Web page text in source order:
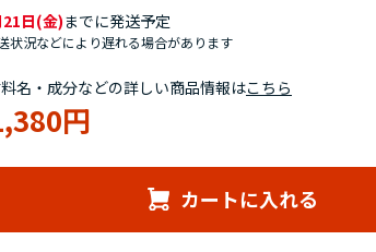
円
21日(金)までに発送予定
状況などにより遅れる場合があります
名・成分などの詳しい商品情報はこちら
カートに入れる